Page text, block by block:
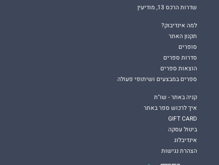
שדרות הרכס 13, מודיעין
למה אינדיבוק?
תקנון האתר
סופרים
סדרות ספרים
הוצאות ספרים
ספרים במבצעים ושיתופי פעולה
קניה באתר - שו"ת
איך לרכוש ספר באתר
GIFT CARD
ביטול עסקה
אינדיבלוג
הצהרת נגישות